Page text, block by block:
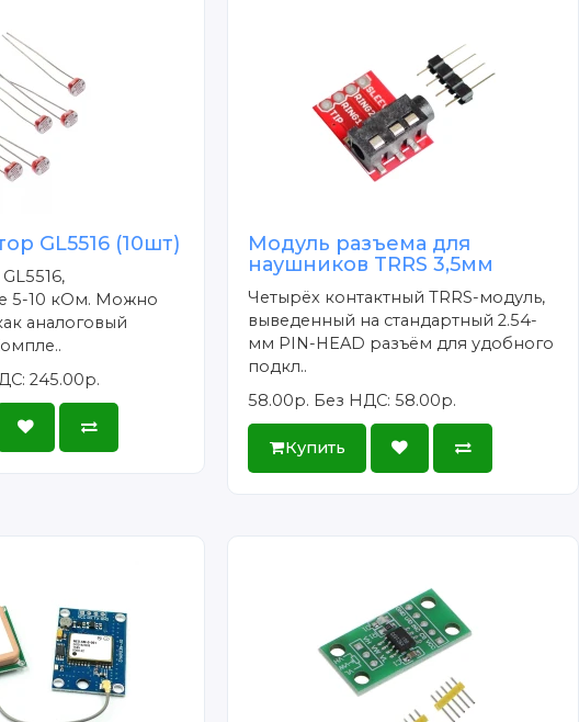
GL5516 (10шт)
5-10 кОм. Можно
аналоговый
245.00р.
Модуль разъема для
наушников TRRS 3,5мм
Четырёх контактный TRRS-модуль,
выведенный на стандартный 2.54-
мм PIN-HEAD разъём для удобного
подкл..
58.00р. Без НДС: 58.00р.
Купить